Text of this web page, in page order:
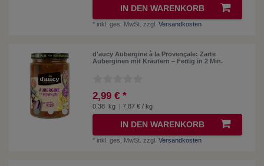
IN DEN WARENKORB
* inkl. ges. MwSt. zzgl.Versandkosten
d'aucy Aubergine à la Provençale: Zarte
Auberginen mit Kräutern – Fertig in 2 Min.
2,99 € *
0.38 kg | 7,87 € / kg
IN DEN WARENKORB
* inkl. ges. MwSt. zzgl.Versandkosten